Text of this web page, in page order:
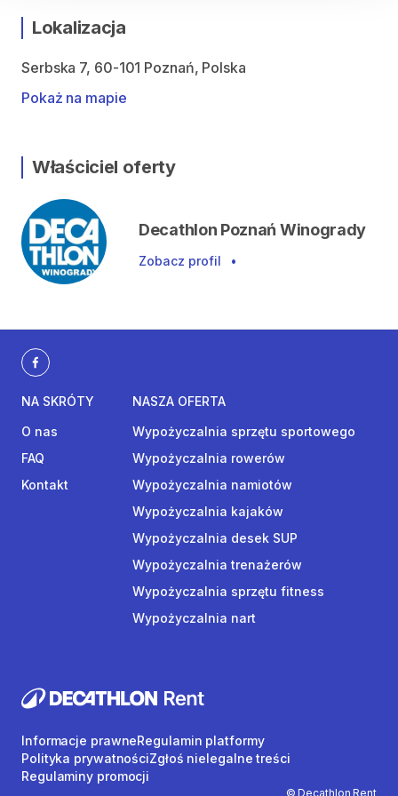
Lokalizacja
Serbska 7, 60-101 Poznań, Polska
Pokaż na mapie
Właściciel oferty
Decathlon Poznań Winogrady
Zobacz profil •
NA SKRÓTY
O nas
FAQ
Kontakt
NASZA OFERTA
Wypożyczalnia sprzętu sportowego
Wypożyczalnia rowerów
Wypożyczalnia namiotów
Wypożyczalnia kajaków
Wypożyczalnia desek SUP
Wypożyczalnia trenażerów
Wypożyczalnia sprzętu fitness
Wypożyczalnia nart
© Decathlon Rent
Informacje prawneRegulamin platformy
Polityka prywatnościZgłoś nielegalne treści
Regulaminy promocji